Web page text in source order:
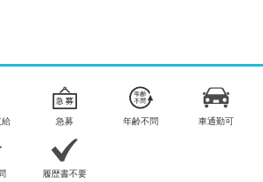
給 急募 年齢不問 車通勤可
履歴書不要